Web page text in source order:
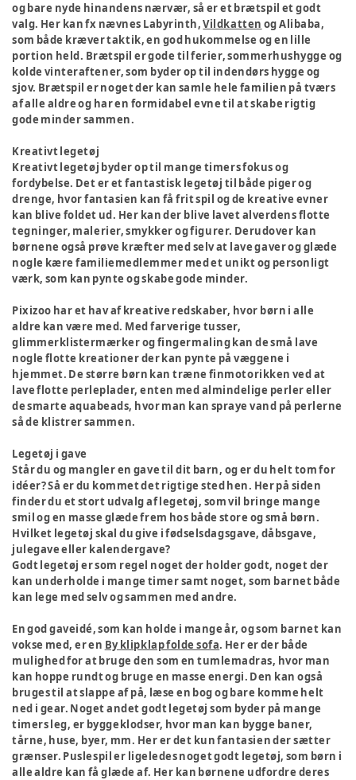
og bare nyde hinandens nærvær, så er et brætspil et godt
valg. Her kan fx nævnes Labyrinth,Vildkatten og Alibaba,
som både kræver taktik, en god hukommelse og en lille
portion held. Brætspil er gode til ferier, sommerhushygge og
kolde vinteraftener, som byder op til indendørs hygge og
sjov. Brætspil er noget der kan samle hele familien på tværs
af alle aldre og har en formidabel evne til at skabe rigtig
gode minder sammen.
Kreativt legetøj
Kreativt legetøj byder op til mange timers fokus og
fordybelse. Det er et fantastisk legetøj til både piger og
drenge, hvor fantasien kan få frit spil og de kreative evner
kan blive foldet ud. Her kan der blive lavet alverdens flotte
tegninger, malerier, smykker og figurer. Derudover kan
børnene også prøve kræfter med selv at lave gaver og glæde
nogle kære familiemedlemmer med et unikt og personligt
værk, som kan pynte og skabe gode minder.
Pixizoo har et hav af kreative redskaber, hvor børn i alle
aldre kan være med. Med farverige tusser,
glimmerklistermærker og fingermaling kan de små lave
nogle flotte kreationer der kan pynte på væggene i
hjemmet. De større børn kan træne finmotorikken ved at
lave flotte perleplader, enten med almindelige perler eller
de smarte aquabeads, hvor man kan spraye vand på perlerne
så de klistrer sammen.
Legetøj i gave
Står du og mangler en gave til dit barn, og er du helt tom for
idéer? Så er du kommet det rigtige sted hen. Her på siden
finder du et stort udvalg af legetøj, som vil bringe mange
smil og en masse glæde frem hos både store og små børn.
Hvilket legetøj skal du give i fødselsdagsgave, dåbsgave,
julegave eller kalendergave?
Godt legetøj er som regel noget der holder godt, noget der
kan underholde i mange timer samt noget, som barnet både
kan lege med selv og sammen med andre.
En god gaveidé, som kan holde i mange år, og som barnet kan
vokse med, er en By klipklap folde sofa. Her er der både
mulighed for at bruge den som en tumlemadras, hvor man
kan hoppe rundt og bruge en masse energi. Den kan også
bruges til at slappe af på, læse en bog og bare komme helt
ned i gear. Noget andet godt legetøj som byder på mange
timers leg, er byggeklodser, hvor man kan bygge baner,
tårne, huse, byer, mm. Her er det kun fantasien der sætter
grænser. Puslespil er ligeledes noget godt legetøj, som børn i
alle aldre kan få glæde af. Her kan børnene udfordre deres